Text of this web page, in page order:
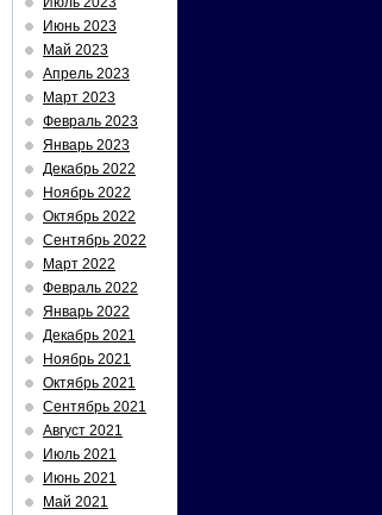
Июнь 2023
Май 2023
Апрель 2023
Март 2023
Февраль 2023
Январь 2023
Декабрь 2022
Ноябрь 2022
Октябрь 2022
Сентябрь 2022
Март 2022
Февраль 2022
Январь 2022
Декабрь 2021
Ноябрь 2021
Октябрь 2021
Сентябрь 2021
Август 2021
Июль 2021
Июнь 2021
Май 2021